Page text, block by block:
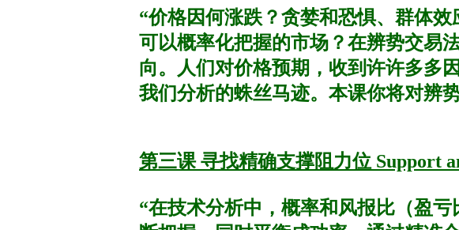
“价格因何涨跌？贪婪和恐惧、群体
可以概率化把握的市场？在辨势交易
向。人们对价格预期，收到许许多多
我们分析的蛛丝马迹。本课你将对辨
第三课 寻找精确支撑阻力位 Support
“在技术分析中，概率和风报比（盈